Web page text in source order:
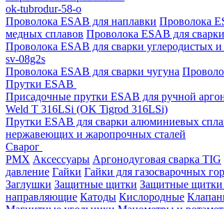
ok-tubrodur-58-o
Проволока ESAB для наплавки Проволока
медных сплавов Проволока ESAB для
Проволока ESAB для сварки углеродистых
sv-08g2s
Проволока ESAB для сварки чугуна
Прутки ESAB
Присадочные прутки ESAB для ручной
Weld T 316LSi (OK Tigrod 316LSi)
Прутки ESAB для сварки алюминиевых
нержавеющих и жаропрочных сталей
Сварог
PMX Аксессуары Аргонодуговая сварка TIG
давление Гайки Гайки для газосварочных
Заглушки Защитные щитки Защитные щитки
направляющие Катоды Кислородные